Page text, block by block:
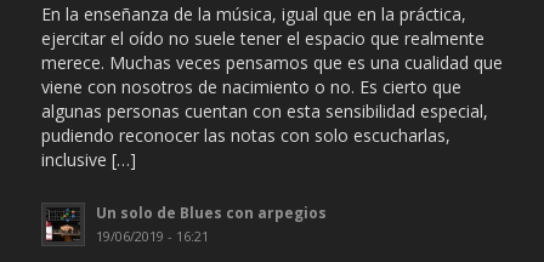
En la enseñanza de la música, igual que en la práctica,
ejercitar el oído no suele tener el espacio que realmente
merece. Muchas veces pensamos que es una cualidad que
viene con nosotros de nacimiento o no. Es cierto que
algunas personas cuentan con esta sensibilidad especial,
pudiendo reconocer las notas con solo escucharlas,
inclusive […]
Un solo de Blues con arpegios
19/06/2019 - 16:21